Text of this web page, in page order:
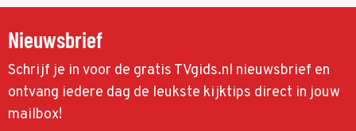
Nieuwsbrief
Schrijf je in voor de gratis TVgids.nl nieuwsbrief en
ontvang iedere dag de leukste kijktips direct in jouw
mailbox!